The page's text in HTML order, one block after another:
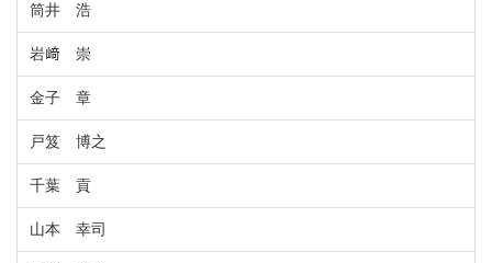
筒井 浩
岩﨑 崇
金子 章
戸笈 博之
千葉 貢
山本 幸司